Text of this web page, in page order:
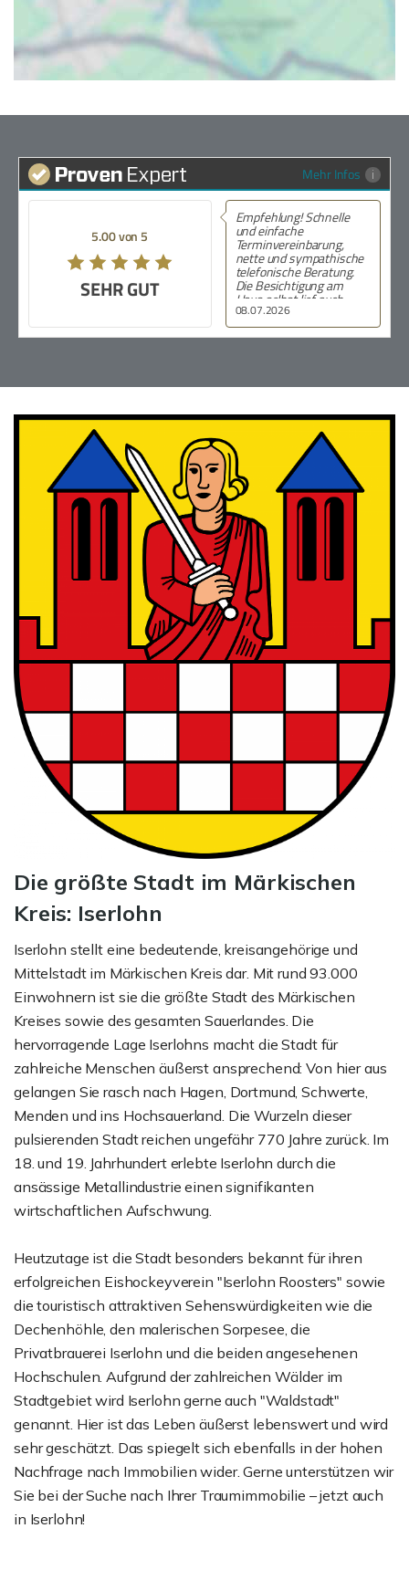
Mehr Infos
5.00 von 5
SEHR GUT
08.07.2026
Empfehlung! Schnelle
und einfache
Terminvereinbarung,
nette und sympathische
telefonische Beratung.
Die Besichtigung am
Haus selbst lief auch
ohne Probleme und es
blieben keine Fragen
offen. Meine Verlobte und
Weiterempfehlung!
Die größte Stadt im Märkischen
Kreis: Iserlohn
Iserlohn stellt eine bedeutende, kreisangehörige und
Mittelstadt im Märkischen Kreis dar. Mit rund 93.000
Einwohnern ist sie die größte Stadt des Märkischen
Kreises sowie des gesamten Sauerlandes. Die
hervorragende Lage Iserlohns macht die Stadt für
zahlreiche Menschen äußerst ansprechend: Von hier aus
gelangen Sie rasch nach Hagen, Dortmund, Schwerte,
Menden und ins Hochsauerland. Die Wurzeln dieser
pulsierenden Stadt reichen ungefähr 770 Jahre zurück. Im
18. und 19. Jahrhundert erlebte Iserlohn durch die
ansässige Metallindustrie einen signifikanten
wirtschaftlichen Aufschwung.
Heutzutage ist die Stadt besonders bekannt für ihren
erfolgreichen Eishockeyverein "Iserlohn Roosters" sowie
die touristisch attraktiven Sehenswürdigkeiten wie die
Dechenhöhle, den malerischen Sorpesee, die
Privatbrauerei Iserlohn und die beiden angesehenen
Hochschulen. Aufgrund der zahlreichen Wälder im
Stadtgebiet wird Iserlohn gerne auch "Waldstadt"
genannt. Hier ist das Leben äußerst lebenswert und wird
sehr geschätzt. Das spiegelt sich ebenfalls in der hohen
Nachfrage nach Immobilien wider. Gerne unterstützen wir
Sie bei der Suche nach Ihrer Traumimmobilie – jetzt auch
in Iserlohn!